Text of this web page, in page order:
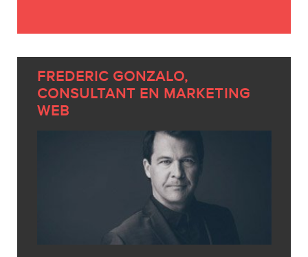
FREDERIC GONZALO,
CONSULTANT EN MARKETING
WEB